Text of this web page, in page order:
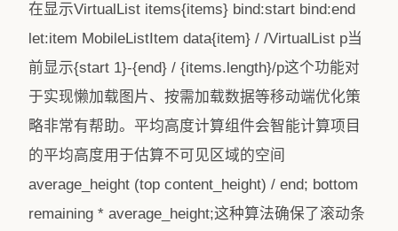
在显示VirtualList items{items} bind:start bind:end
let:item MobileListItem data{item} / /VirtualList p当
前显示{start 1}-{end} / {items.length}/p这个功能对
于实现懒加载图片、按需加载数据等移动端优化策
略非常有帮助。平均高度计算组件会智能计算项目
的平均高度用于估算不可见区域的空间
average_height (top content_height) / end; bottom
remaining * average_height;这种算法确保了滚动条